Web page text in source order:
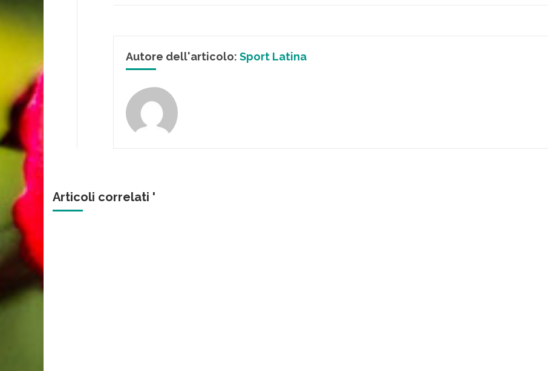
Autore dell'articolo: Sport Latina
Articoli correlati '